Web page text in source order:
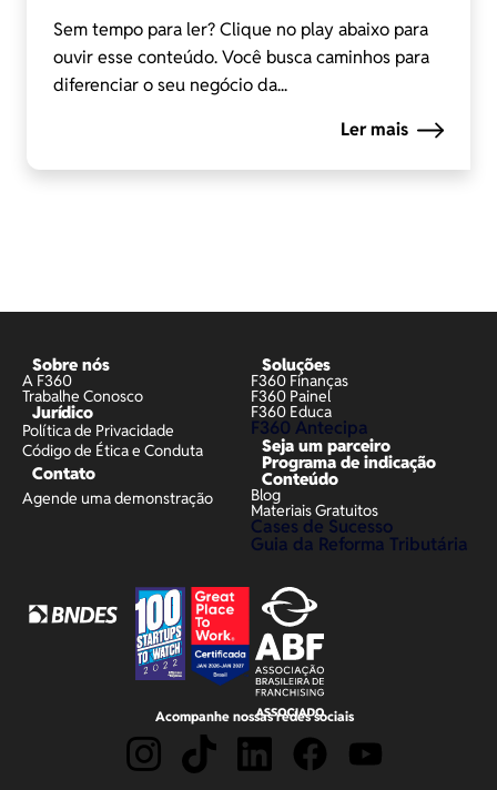
Sem tempo para ler? Clique no play abaixo para
ouvir esse conteúdo. Você busca caminhos para
diferenciar o seu negócio da...
Ler mais
Sobre nós
A F360
Trabalhe Conosco
Jurídico
Política de Privacidade
Código de Ética e Conduta
Contato
Agende uma demonstração
Soluções
F360 Finanças
F360 Painel
F360 Educa
F360 Antecipa
Seja um parceiro
Programa de indicação
Conteúdo
Blog
Materiais Gratuitos
Cases de Sucesso
Guia da Reforma Tributária
Acompanhe nossas redes sociais